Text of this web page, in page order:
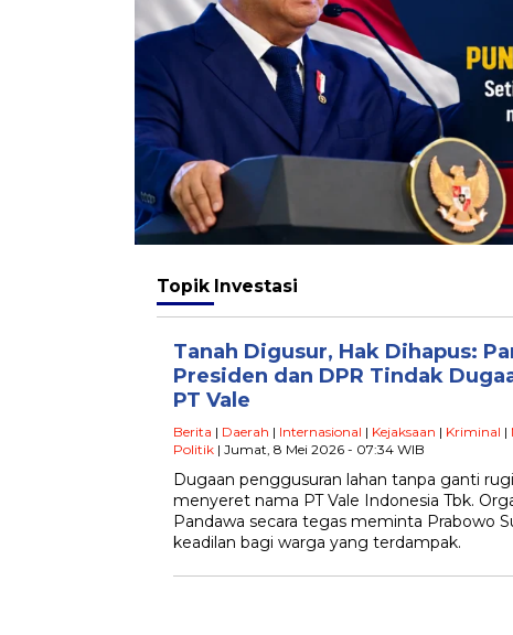
Topik Investasi
Tanah Digusur, Hak Dihapus:
Presiden dan DPR Tindak
PT Vale
Berita | Daerah | Internasional | Kejaksaan | Kriminal |
Politik | Jumat, 8 Mei 2026 - 07:34 WIB
Dugaan penggusuran lahan tanpa ganti
menyeret nama PT Vale Indonesia Tbk.
Pandawa secara tegas meminta Prabowo
keadilan bagi warga yang terdampak.